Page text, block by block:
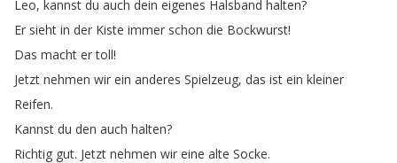
Leo, kannst du auch dein eigenes Halsband halten?
Er sieht in der Kiste immer schon die Bockwurst!
Das macht er toll!
Jetzt nehmen wir ein anderes Spielzeug, das ist ein kleiner
Reifen.
Kannst du den auch halten?
Richtig gut. Jetzt nehmen wir eine alte Socke.